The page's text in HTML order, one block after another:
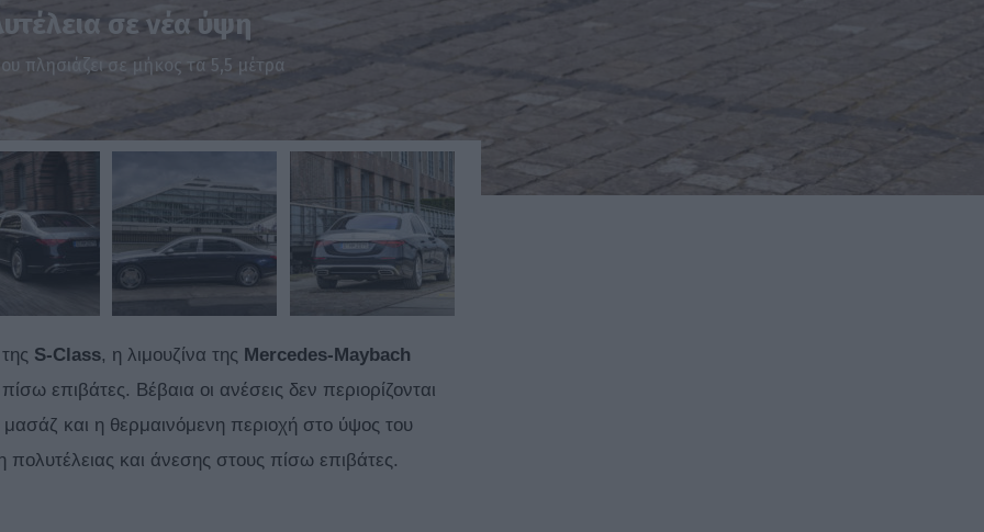
σε νέα ύψη
πλησιάζει σε μήκος τα 5,5 μέτρα
S-Class, η λιμουζίνα της Mercedes-Maybach
επιβάτες. Βέβαια οι ανέσεις δεν περιορίζονται
μασάζ και η θερμαινόμενη περιοχή στο ύψος του
και άνεσης στους πίσω επιβάτες.